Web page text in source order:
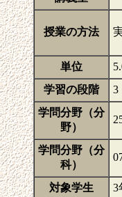
授業の方法
単位
学習の段階
3
学問分野（分
野）
学問分野（分
科）
対象学生
3